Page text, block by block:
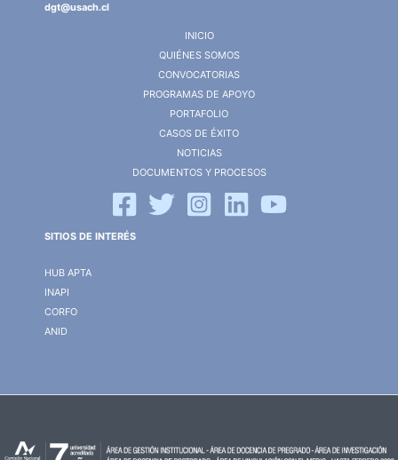
dgt@usach.cl
INICIO
QUIÉNES SOMOS
CONVOCATORIAS
PROGRAMAS DE APOYO
PORTAFOLIO
CASOS DE ÉXITO
NOTICIAS
DOCUMENTOS Y PROCESOS
SITIOS DE INTERÉS
HUB APTA
INAPI
CORFO
ANID